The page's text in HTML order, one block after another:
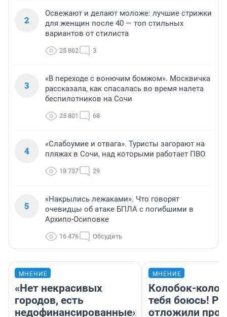
2
Освежают и делают моложе: лучшие стрижки
для женщин после 40 — топ стильных
вариантов от стилиста
25 862 3
3
«В переходе с вонючим бомжом». Москвичка
рассказала, как спасалась во время налета
беспилотников на Сочи
25 801 68
4
«Слабоумие и отвага». Туристы загорают на
пляжах в Сочи, над которыми работает ПВО
18 737 29
5
«Накрылись лежаками». Что говорят
очевидцы об атаке БПЛА с погибшими в
Архипо-Осиповке
16 476 Обсудить
МНЕНИЕ
«Нет некрасивых
городов, есть
недофинансированные».
МНЕНИЕ
Колобок-
тебя боюсь!
отложили